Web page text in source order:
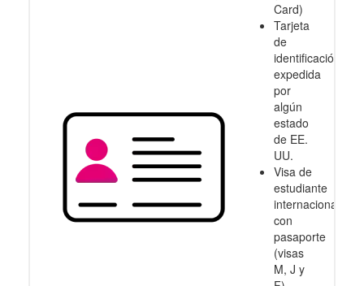
Card)
Tarjeta
de
identificación
expedida
por
algún
estado
de EE.
UU.
Visa de
estudiante
internacional
con
pasaporte
(visas
M, J y